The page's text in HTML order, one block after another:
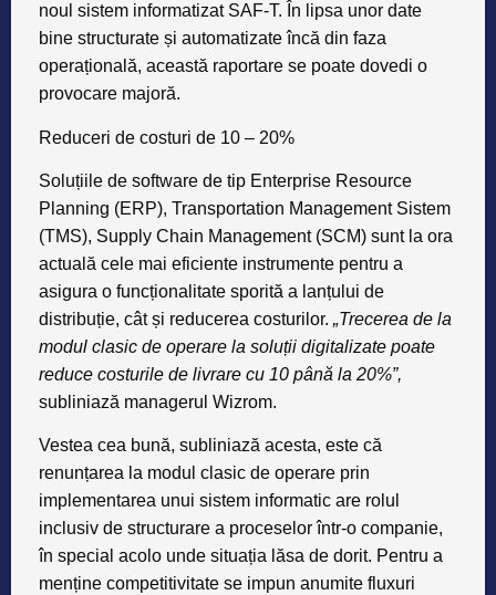
noul sistem informatizat SAF-T. În lipsa unor date
bine structurate și automatizate încă din faza
operațională, această raportare se poate dovedi o
provocare majoră.
Reduceri de costuri de 10 – 20%
Soluțiile de software de tip Enterprise Resource
Planning (ERP), Transportation Management Sistem
(TMS), Supply Chain Management (SCM) sunt la ora
actuală cele mai eficiente instrumente pentru a
asigura o funcționalitate sporită a lanțului de
distribuție, cât și reducerea costurilor. „Trecerea de la
modul clasic de operare la soluții digitalizate poate
reduce costurile de livrare cu 10 până la 20%”,
subliniază managerul Wizrom.
Vestea cea bună, subliniază acesta, este că
renunțarea la modul clasic de operare prin
implementarea unui sistem informatic are rolul
inclusiv de structurare a proceselor într-o companie,
în special acolo unde situația lăsa de dorit. Pentru a
menține competitivitate se impun anumite fluxuri